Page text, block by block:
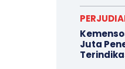
Juta